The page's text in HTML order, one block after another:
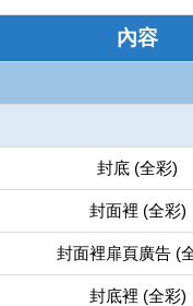
內容
封底 (全彩)
封面裡 (全彩)
封面裡扉頁廣告 (
封底裡 (全彩)